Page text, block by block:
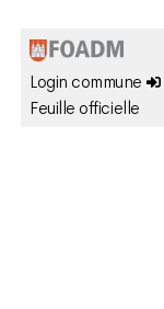
Login commune
Feuille officielle